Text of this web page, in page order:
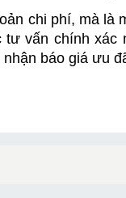
chi phí, mà là
vấn chính xác
báo giá ưu